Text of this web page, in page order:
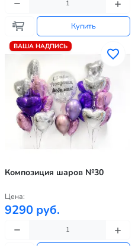
Купить
ВАША НАДПИСЬ
Композиция шаров №30
Цена:
9290 руб.